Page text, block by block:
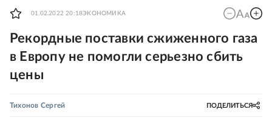
01.02.2022 20:18ЭКОНОМИКА
Рекордные поставки сжиженного газа
в Европу не помогли серьезно сбить
цены
Тихонов Сергей ПОДЕЛИТЬСЯ